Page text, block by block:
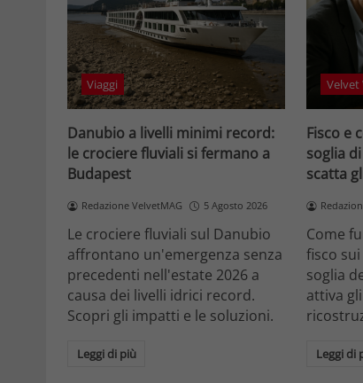
Viaggi
Danubio a livelli minimi record:
le crociere fluviali si fermano a
Budapest
Redazione VelvetMAG 5 Agosto 2026
Le crociere fluviali sul Danubio
affrontano un'emergenza senza
precedenti nell'estate 2026 a
causa dei livelli idrici record.
Scopri gli impatti e le soluzioni.
Leggi di più
Velvet
Fisco e
soglia
scatta
Come
fisco
soglia
attiva
Leggi di